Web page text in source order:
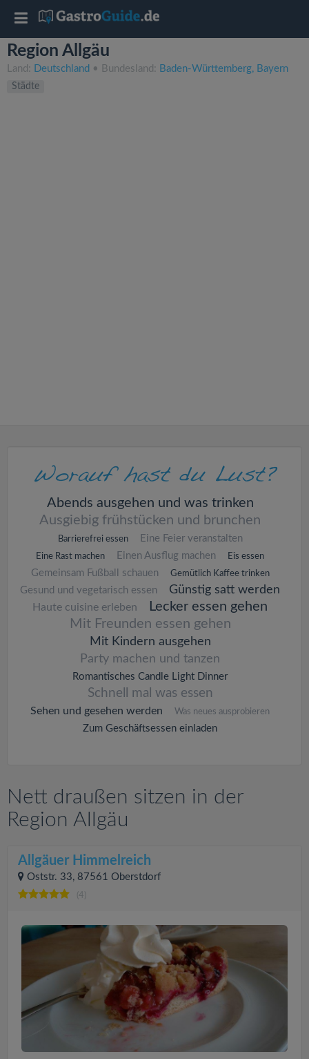
Region Allgäu
Land: Deutschland • Bundesland: Baden-Württemberg Bayern
Städte
Abends ausgehen und was trinken
Ausgiebig frühstücken und brunchen
Barrierefrei essen Eine Feier veranstalten
Eine Rast machen Einen Ausflug machen Eis essen
Gemeinsam Fußball schauen Gemütlich Kaffee trinken
Gesund und vegetarisch essen Günstig satt werden
Haute cuisine erleben
Lecker essen gehen
Mit Freunden essen gehen
Mit Kindern ausgehen
Party machen und tanzen
Romantisches Candle Light Dinner
Schnell mal was essen
Sehen und gesehen werden Was neues ausprobieren
Zum Geschäftsessen einladen
Nett draußen sitzen in der
Region Allgäu
Allgäuer Himmelreich
Oststr. 33, 87561 Oberstdorf
(4)
T
o
g